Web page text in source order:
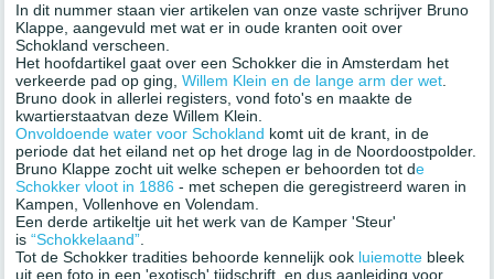
In dit nummer staan vier artikelen van onze vaste schrijver Bruno
Klappe, aangevuld met wat er in oude kranten ooit over
Schokland verscheen.
Het hoofdartikel gaat over een Schokker die in Amsterdam het
verkeerde pad op ging,Willem Klein en de lange arm der wet.
Bruno dook in allerlei registers, vond foto's en maakte de
kwartierstaatvan deze Willem Klein.
Onvoldoende water voor Schokland komt uit de krant, in de
periode dat het eiland net op het droge lag in de Noordoostpolder.
Bruno Klappe zocht uit welke schepen er behoorden tot de
Schokker vloot in 1886 - met schepen die geregistreerd waren in
Kampen, Vollenhove en Volendam.
Een derde artikeltje uit het werk van de Kamper 'Steur'
is“Schokkelaand”.
Tot de Schokker tradities behoorde kennelijk ook luiemotte bleek
uit een foto in een 'exotisch' tijdschrift, en dus aanleiding voor